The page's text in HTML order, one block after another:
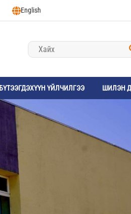
English
БҮТЭЭГДЭХҮҮН ҮЙЛЧИЛГЭЭ ШИЛЭН